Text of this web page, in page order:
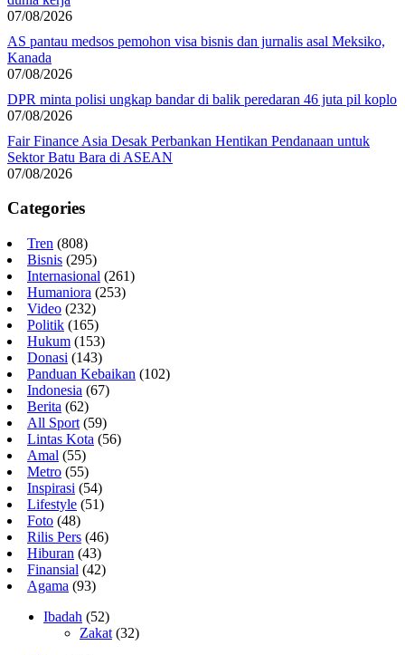
07/08/2026
AS pantau medsos pemohon visa bisnis dan jurnalis asal Meksiko,
Kanada
07/08/2026
DPR minta polisi ungkap bandar di balik peredaran 46 juta pil koplo
07/08/2026
Fair Finance Asia Desak Perbankan Hentikan Pendanaan untuk
Sektor Batu Bara di ASEAN
07/08/2026
Categories
Tren (808)
Bisnis (295)
Internasional (261)
Humaniora (253)
Video (232)
Politik (165)
Hukum (153)
Donasi (143)
Panduan Kebaikan (102)
Indonesia (67)
Berita (62)
All Sport (59)
Lintas Kota (56)
Amal (55)
Metro (55)
Inspirasi (54)
Lifestyle (51)
Foto (48)
Rilis Pers (46)
Hiburan (43)
Finansial (42)
Agama (93)
Ibadah (52)
Zakat (32)